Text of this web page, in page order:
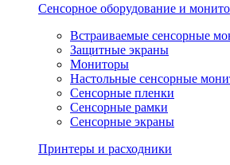
Сенсорное оборудование и
Встраиваемые сенсорные
Защитные экраны
Мониторы
Настольные сенсорные
Сенсорные пленки
Сенсорные рамки
Сенсорные экраны
Принтеры и расходники